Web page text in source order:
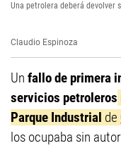
Una petrolera deberá devolver
Claudio Espinoza
Un fallo de primera
servicios petroleros
Parque Industrial de
los ocupaba sin